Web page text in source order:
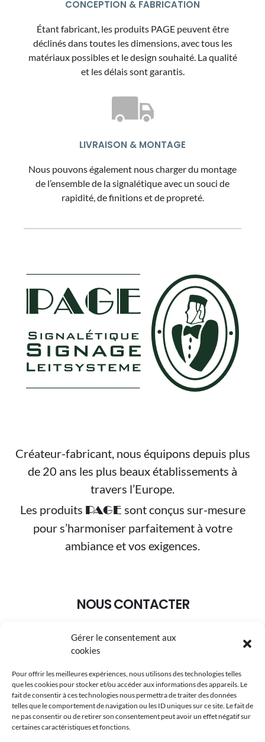
Gérer le consentement aux
cookies
Pour offrir les meilleures expériences, nous utilisons des technologies telles
que les cookies pour stocker et/ou accéder aux informations des appareils. Le
fait de consentir à ces technologies nous permettra de traiter des données
telles que le comportement de navigation ou les ID uniques sur ce site. Le fait de
ne pas consentir ou de retirer son consentement peut avoir un effet négatif sur
certaines caractéristiques et fonctions.
CONCEPTION & FABRICATION
Étant fabricant, les produits PAGE peuvent être
déclinés dans toutes les dimensions, avec tous les
matériaux possibles et le design souhaité. La qualité
et les délais sont garantis.
LIVRAISON & MONTAGE
Nous pouvons également nous charger du montage
de l’ensemble de la signalétique avec un souci de
rapidité, de finitions et de propreté.
Créateur-fabricant, nous équipons depuis plus
de 20 ans les plus beaux établissements à
travers l’Europe.
Les produits PAGEsont conçus sur-mesure
pour s’harmoniser parfaitement à votre
ambiance et vos exigences.
NOUS CONTACTER
+33 (0)3.88.95.02.30
8A Rue du Maréchal Koenig 67210 OBERNAI